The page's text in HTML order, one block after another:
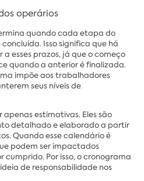
operários
quando cada etapa do
Isso significa que há
esses prazos, já que o começo
quando a anterior é finalizada.
impõe aos trabalhadores
seus níveis de
estimativas. Eles são
detalhado e elaborado a partir
Quando esse calendário é
podem ser impactados
cumprido. Por isso, o cronograma
de responsabilidade nos